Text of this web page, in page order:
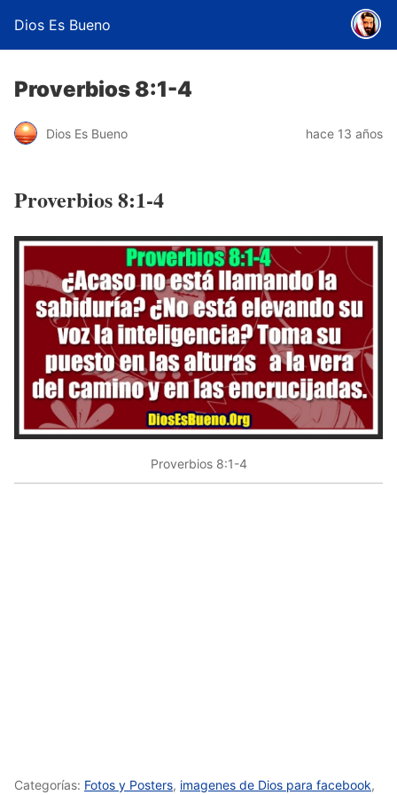
Dios Es Bueno
Proverbios 8:1-4
Dios Es Bueno hace 13 años
Proverbios 8:1-4
Proverbios 8:1-4
Categorías: Fotos y Posters, imagenes de Dios para facebook,